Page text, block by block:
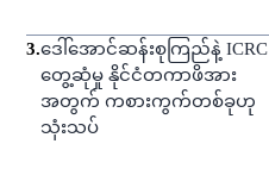
3.ဒေါ်အောင်ဆန်းစုကြည်နဲ့ ICRC
တွေ့ဆုံမှု နိုင်ငံတကာဖိအား
အတွက် ကစားကွက်တစ်ခုဟု
သုံးသပ်